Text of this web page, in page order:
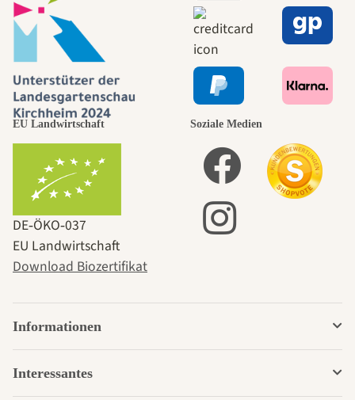
EU Landwirtschaft
DE‑ÖKO‑037
EU Landwirtschaft
Download Biozertifikat
Soziale Medien
Informationen
Interessantes